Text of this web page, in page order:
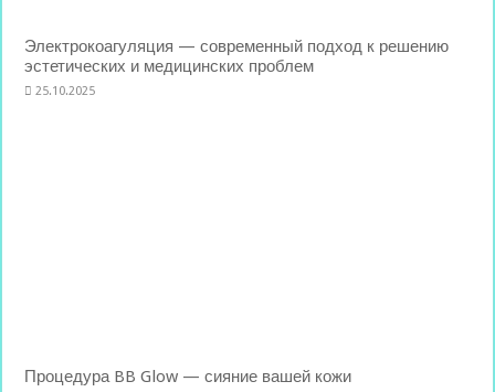
Электрокоагуляция — современный подход к решению
эстетических и медицинских проблем
25.10.2025
Процедура BB Glow — сияние вашей кожи